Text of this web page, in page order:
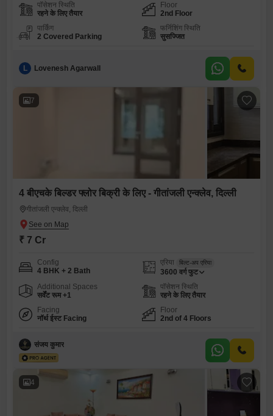
पॉसेशन स्थिति
रहने के लिए तैयार
Floor
2nd Floor
पार्किंग
2 Covered Parking
फर्निशिंग स्थिति
सुसज्जित
L Lovenesh Agarwall
7
4 बीएचके बिल्डर फ्लोर बिक्री के लिए - गीतांजली एन्क्लेव, दिल्ली
गीतांजली एन्क्लेव, दिल्ली
₹ 7 Cr
Config
4 BHK + 2 Bath
एरिया बिल्ट-अप एरिया
3600 वर्ग फुट
Additional Spaces
सर्वेंट रूम +1
पॉसेशन स्थिति
रहने के लिए तैयार
Facing
नॉर्थ ईस्ट Facing
Floor
2nd of 4 Floors
संजय कुमार
4